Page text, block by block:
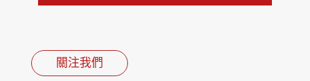
關注我們